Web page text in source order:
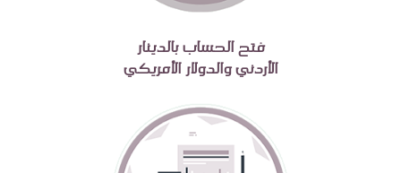
فتح الحساب بالدينار
الأردني والدولار الأمريكي